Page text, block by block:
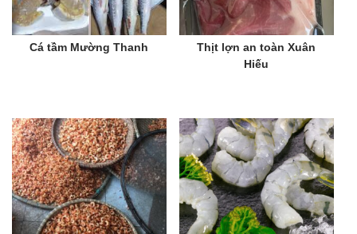
Cá tầm Mường Thanh
Thịt lợn an toàn Xuân
Hiếu